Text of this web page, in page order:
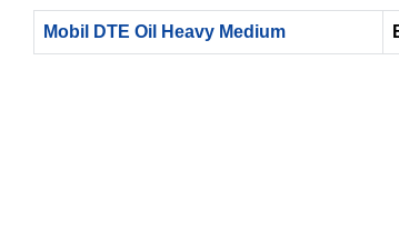
Mobil DTE Oil Heavy Medium